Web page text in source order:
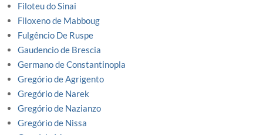
Filoteu do Sinai
Filoxeno de Mabboug
Fulgêncio De Ruspe
Gaudencio de Brescia
Germano de Constantinopla
Gregório de Agrigento
Gregório de Narek
Gregório de Nazianzo
Gregório de Nissa